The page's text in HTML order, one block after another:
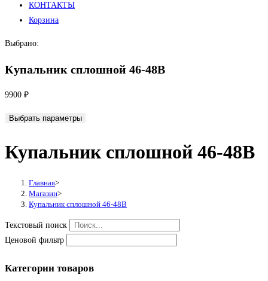
КОНТАКТЫ
Корзина
Выбрано:
Купальник сплошной 46-48В
9900 ₽
Выбрать параметры
Купальник сплошной 46-48В
Главная>
Магазин>
Купальник сплошной 46-48В
Текстовый поиск
Ценовой фильтр
Категории товаров